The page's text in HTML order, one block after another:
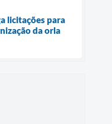
licitações para
da orla